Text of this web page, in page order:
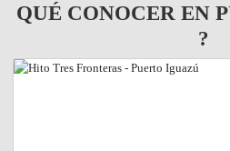
QUÉ CONOCER EN
?